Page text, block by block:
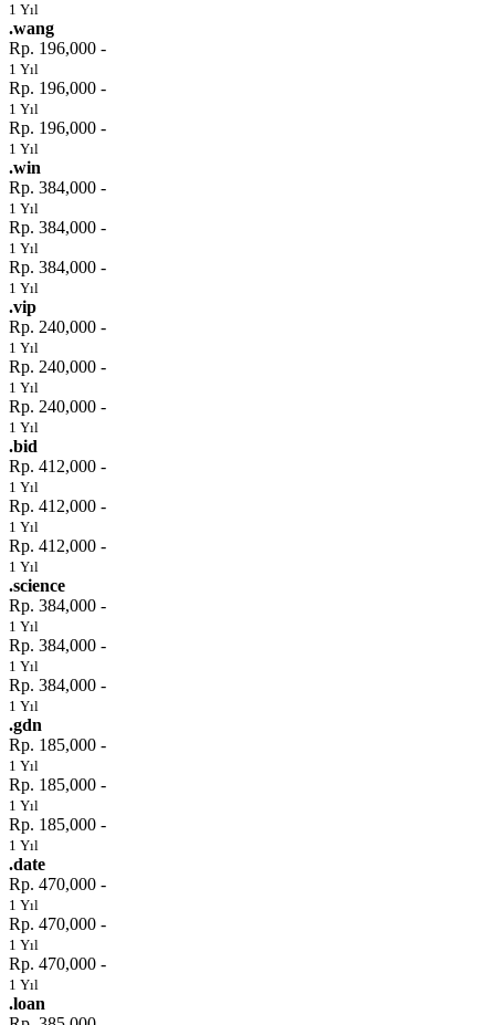
1 Yıl
.wang
Rp. 196,000 -
1 Yıl
Rp. 196,000 -
1 Yıl
Rp. 196,000 -
1 Yıl
.win
Rp. 384,000 -
1 Yıl
Rp. 384,000 -
1 Yıl
Rp. 384,000 -
1 Yıl
.vip
Rp. 240,000 -
1 Yıl
Rp. 240,000 -
1 Yıl
Rp. 240,000 -
1 Yıl
.bid
Rp. 412,000 -
1 Yıl
Rp. 412,000 -
1 Yıl
Rp. 412,000 -
1 Yıl
.science
Rp. 384,000 -
1 Yıl
Rp. 384,000 -
1 Yıl
Rp. 384,000 -
1 Yıl
.gdn
Rp. 185,000 -
1 Yıl
Rp. 185,000 -
1 Yıl
Rp. 185,000 -
1 Yıl
.date
Rp. 470,000 -
1 Yıl
Rp. 470,000 -
1 Yıl
Rp. 470,000 -
1 Yıl
.loan